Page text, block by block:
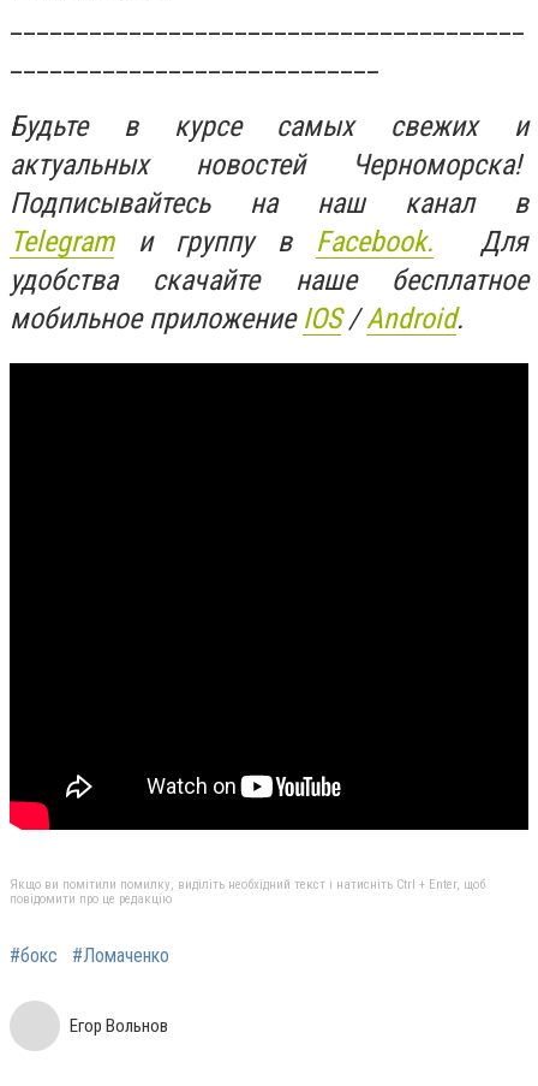
Будьте в курсе самых свежих и
актуальных новостей Черноморска!
Подписывайтесь на наш канал в
Telegramи группу в Facebook. Для
удобства скачайте наше бесплатное
мобильное приложение IOS/Android.
Якщо ви помітили помилку, виділіть необхідний текст і натисніть Ctrl + Enter, щоб
повідомити про це редакцію
#бокс #Ломаченко
Егор Вольнов